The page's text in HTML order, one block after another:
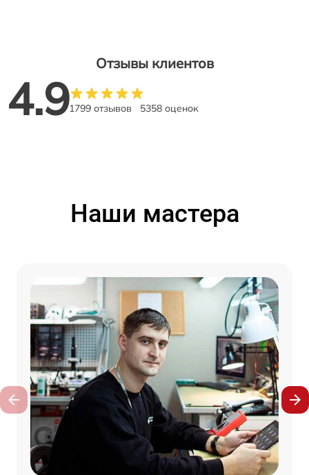
Отзывы клиентов
4.91799 отзывов 5358 оценок
Наши мастера